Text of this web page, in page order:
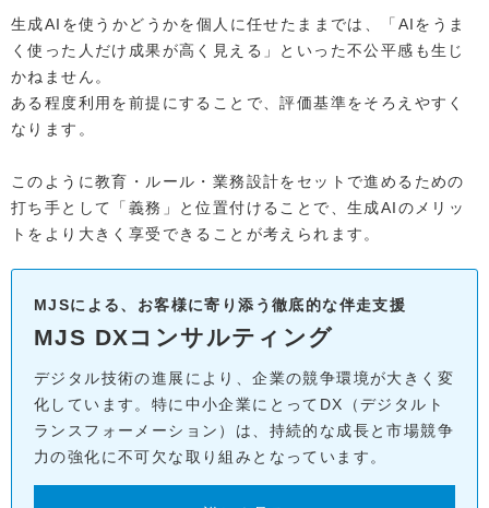
生成AIを使うかどうかを個人に任せたままでは、「AIをうま
く使った人だけ成果が高く見える」といった不公平感も生じ
かねません。
ある程度利用を前提にすることで、評価基準をそろえやすく
なります。
このように教育・ルール・業務設計をセットで進めるための
打ち手として「義務」と位置付けることで、生成AIのメリッ
トをより大きく享受できることが考えられます。
MJSによる、お客様に寄り添う徹底的な伴走支援
MJS DXコンサルティング
デジタル技術の進展により、企業の競争環境が大きく変
化しています。特に中小企業にとってDX（デジタルト
ランスフォーメーション）は、持続的な成長と市場競争
力の強化に不可欠な取り組みとなっています。